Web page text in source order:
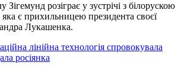
Зігемунд розіграє у зустрічі з білорускою
є прихильницею президента своєї
Лукашенка.
лінійна технологія спровокувала
росіянка